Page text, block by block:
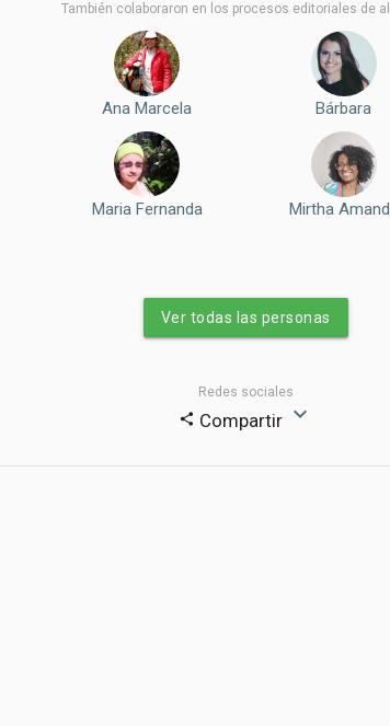
También colaboraron ​​en los procesos editoriales de
Ana Marcela Bárbara
Maria Fernanda Mirtha
Ver todas las personas
Redes sociales
share Compartir expand_more